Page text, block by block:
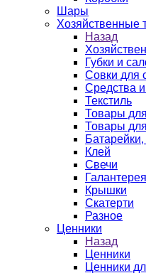
Шары
Хозяйственные
Назад
Губки и
Совки для
Средства
Текстиль
Товары
Товары
Клей
Свечи
Галантерея
Крышки
Скатерти
Разное
Ценники
Назад
Ценники
Ценники